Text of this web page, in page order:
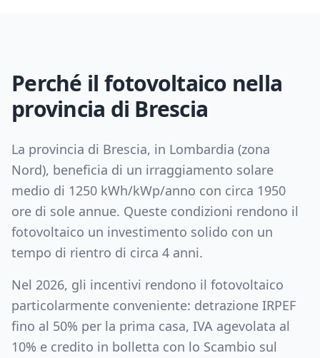
Perché il fotovoltaico nella
provincia di Brescia
La provincia di Brescia, in Lombardia (zona
Nord), beneficia di un irraggiamento solare
medio di 1250 kWh/kWp/anno con circa 1950
ore di sole annue. Queste condizioni rendono il
fotovoltaico un investimento solido con un
tempo di rientro di circa 4 anni.
Nel 2026, gli incentivi rendono il fotovoltaico
particolarmente conveniente: detrazione IRPEF
fino al 50% per la prima casa, IVA agevolata al
10% e credito in bolletta con lo Scambio sul